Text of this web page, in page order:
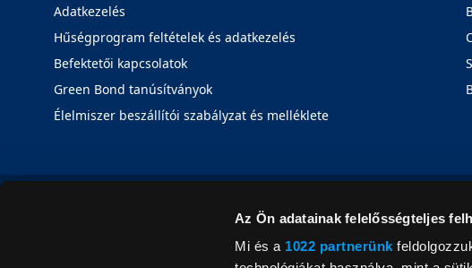
Az Ön adatainak felelősségteljes
Mi és a 1022 partnerünk
Adatkezelés
Hűségprogram feltételek és adatkezelés
Befektetői kapcsolatok
Green Bond tanúsítványok
Élelmiszer beszállítói szabályzat és melléklete